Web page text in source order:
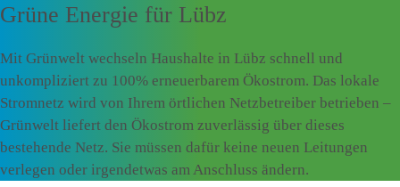
Grüne Energie für Lübz
Mit Grünwelt wechseln Haushalte in Lübz schnell und
unkompliziert zu 100% erneuerbarem Ökostrom. Das lokale
Stromnetz wird von Ihrem örtlichen Netzbetreiber betrieben –
Grünwelt liefert den Ökostrom zuverlässig über dieses
bestehende Netz. Sie müssen dafür keine neuen Leitungen
verlegen oder irgendetwas am Anschluss ändern.